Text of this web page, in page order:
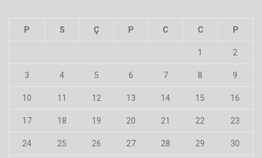
P S Ç P C C P
1 2
3 4 5 6 7 8 9
10 11 12 13 14 15 16
17 18 19 20 21 22 23
24 25 26 27 28 29 30